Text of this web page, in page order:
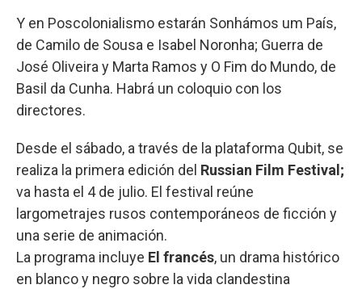
Y en Poscolonialismo estarán Sonhámos um País,
de Camilo de Sousa e Isabel Noronha; Guerra de
José Oliveira y Marta Ramos y O Fim do Mundo, de
Basil da Cunha. Habrá un coloquio con los
directores.
Desde el sábado, a través de la plataforma Qubit, se
realiza la primera edición del Russian Film Festival;
va hasta el 4 de julio. El festival reúne
largometrajes rusos contemporáneos de ficción y
una serie de animación.
La programa incluye El francés, un drama histórico
en blanco y negro sobre la vida clandestina